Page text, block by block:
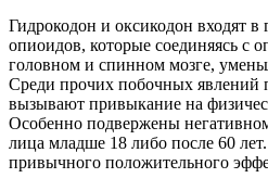
Гидрокодон и оксикодон входят в
опиоидов, которые соединяясь с
головном и спинном мозге,
Среди прочих побочных явлений
вызывают привыкание на
Особенно подвержены
лица младше 18 либо после 60
привычного положительного